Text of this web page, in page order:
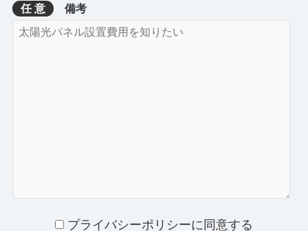
任 意 備考
プライバシーポリシーに同意する